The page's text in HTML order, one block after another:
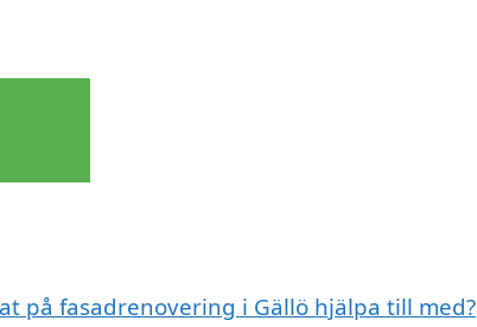
på fasadrenovering i Gällö hjälpa till med?